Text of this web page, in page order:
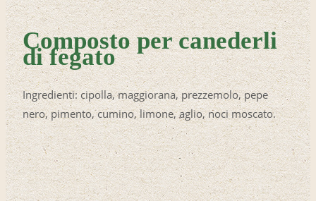
Composto per canederli
di fegato
Ingredienti: cipolla, maggiorana, prezzemolo, pepe
nero, pimento, cumino, limone, aglio, noci moscato.